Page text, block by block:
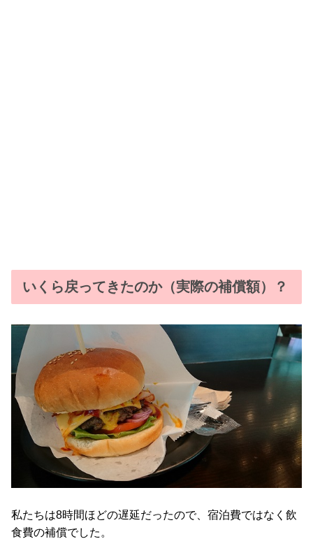
いくら戻ってきたのか（実際の補償額）？
私たちは8時間ほどの遅延だったので、宿泊費ではなく飲
食費の補償でした。